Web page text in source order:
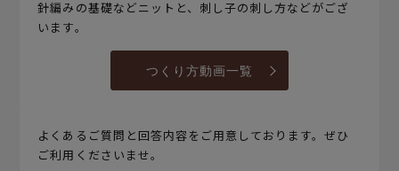
針編みの基礎などニットと、刺し子の刺し方などがござ
います。
つくり方動画一覧
よくあるご質問と回答内容をご用意しております。ぜひ
ご利用くださいませ。